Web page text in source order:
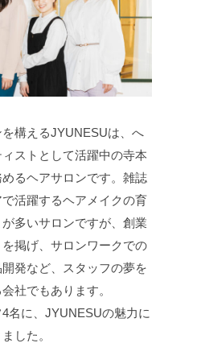
構えるJYUNESUは、へ
ストとして活躍中の寺本
るヘアサロンです。雑誌
活躍するヘアメイクの育
多いサロンですが、創業
掲げ、サロンワークでの
発など、スタッフの夢を
社でもあります。
名に、JYUNESUの魅力に
した。